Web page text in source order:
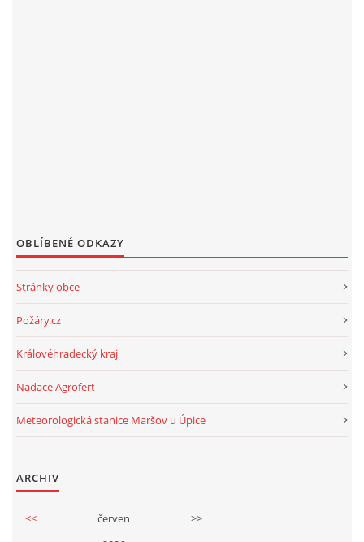
OBLÍBENÉ ODKAZY
Stránky obce
Požáry.cz
Královéhradecký kraj
Nadace Agrofert
Meteorologická stanice Maršov u Úpice
ARCHIV
<< červen
>>